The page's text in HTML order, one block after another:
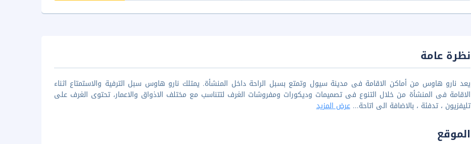
نظرة عامة
يعد نارو هاوس من أماكن الاقامة فى مدينة سيول وتمتع بسبل الراحة داخل المنشأة. يمتلك نارو هاوس سبل الترفية والاستمتاع اثناء
الاقامة فى المنشأة من خلال التنوع فى تصميمات وديكورات ومفروشات الغرف لتتناسب مع مختلف الاذواق والاعمار، تحتوى الغرف على
تليفزيون ، تدفئة ، بالاضافة الى اتاحة...عرض المزيد
الموقع